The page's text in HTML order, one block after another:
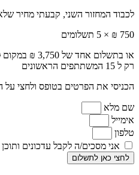
לכבוד המחזור השני, קבעתי מחיר
750 ₪ × 5 תשלומים
או בתשלום אחד של 3,750 ₪ במקום
רק ל 15 המשתתפים הראשונים
הכניסי את הפרטים בטופס ולחצי
שם מלא
אימייל
טלפון
אני מסכים/ה לקבל עדכונים
לחצי כאן לתשלום